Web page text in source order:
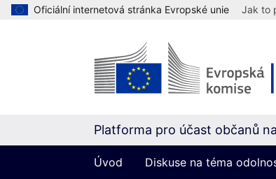
Oficiální internetová stránka Evropské unie Jak to
Platforma pro účast občanů
Úvod Diskuse na téma